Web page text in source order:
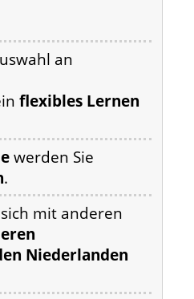
an
flexibles Lernen
werden Sie
.
mit anderen
Niederlanden